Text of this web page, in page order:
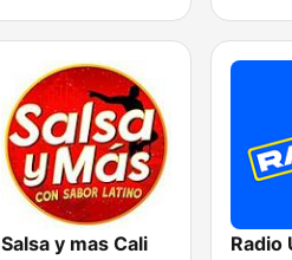
Salsa y mas Cali